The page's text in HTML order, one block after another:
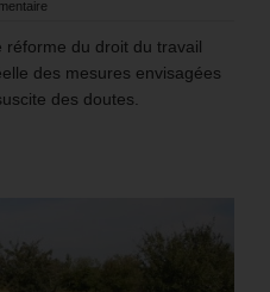
réforme du droit du travail
des mesures envisagées
des doutes.